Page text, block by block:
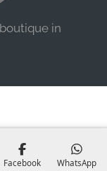
in
Facebook WhatsApp